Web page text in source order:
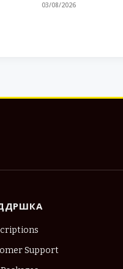
03/08/2026
Support